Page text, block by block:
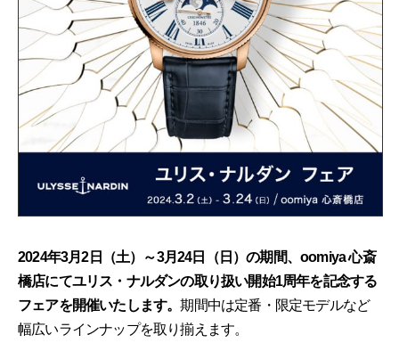
2024年3月2日（土）～3月24日（日）の期間、oomiya 心斎
橋店にてユリス・ナルダンの取り扱い開始1周年を記念する
フェアを開催いたします。期間中は定番・限定モデルなど
幅広いラインナップを取り揃えます。